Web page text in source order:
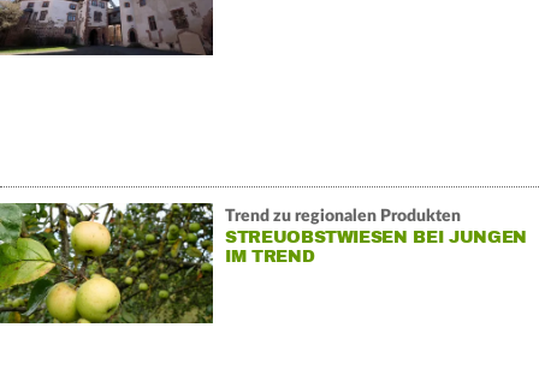
Trend zu regionalen Produkten
STREUOBSTWIESEN BEI JUNGEN
IM TREND